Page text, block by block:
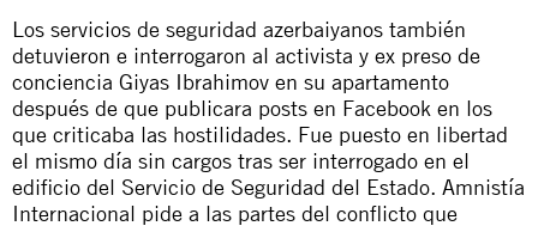
Los servicios de seguridad azerbaiyanos también
detuvieron e interrogaron al activista y ex preso de
conciencia Giyas Ibrahimov en su apartamento
después de que publicara posts en Facebook en los
que criticaba las hostilidades. Fue puesto en libertad
el mismo día sin cargos tras ser interrogado en el
edificio del Servicio de Seguridad del Estado. Amnistía
Internacional pide a las partes del conflicto que